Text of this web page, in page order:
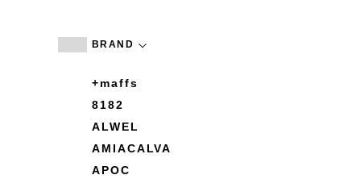
BRAND
+maffs
8182
ALWEL
AMIACALVA
APOC